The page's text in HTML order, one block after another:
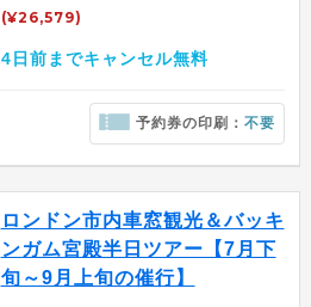
(¥26,579)
4日前までキャンセル無料
予約券の印刷：不要
ロンドン市内車窓観光＆バッキ
ンガム宮殿半日ツアー【7月下
旬～9月上旬の催行】